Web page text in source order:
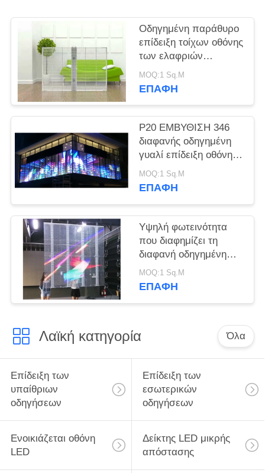
POLICY
Οδηγημένη παράθυρο
επίδειξη τοίχων οθόνης
των ελαφριών
τυποποιημένων
διαφανών οδηγήσεων
MOQ:1 Sq.M
ΕΠΑΦΉ
P20 ΕΜΒΥΘΙΣΗ 346
διαφανής οδηγημένη
γυαλί επίδειξη οθόνης
των υπαίθριων
διαφανών οδηγήσεων
MOQ:1 Sq.M
ΕΠΑΦΉ
Υψηλή φωτεινότητα
που διαφημίζει τη
διαφανή οδηγημένη
επιτροπή 20mm για
τον τοίχο γυαλιού
MOQ:1 Sq.M
ΕΠΑΦΉ
Λαϊκή κατηγορία Όλα
Επίδειξη των
υπαίθριων
οδηγήσεων
Επίδειξη των
εσωτερικών
οδηγήσεων
Ενοικιάζεται οθόνη
LED
Δείκτης LED μικρής
απόστασης